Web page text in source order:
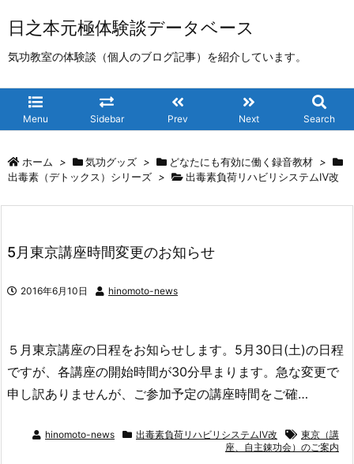
日之本元極体験談データベース
気功教室の体験談（個人のブログ記事）を紹介しています。
Menu Sidebar Prev Next Search
ホーム > 気功グッズ > どなたにも有効に働く録音教材 >
出毒素（デトックス）シリーズ > 出毒素負荷リハビリシステムⅣ改
5月東京講座時間変更のお知らせ
2016年6月10日 hinomoto-news
５月東京講座の日程をお知らせします。5月30日(土)の日程
ですが、各講座の開始時間が30分早まります。急な変更で
申し訳ありませんが、ご参加予定の講座時間をご確…
hinomoto-news 出毒素負荷リハビリシステムⅣ改
東京（講
座、自主錬功会）のご案内